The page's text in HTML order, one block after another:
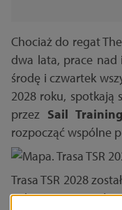
Chociaż do regat
dwa lata, prace
środę i czwartek
2028 roku, spotkają
przez Sail
rozpocząć wspólne
Trasa TSR 2028
jeden rejs